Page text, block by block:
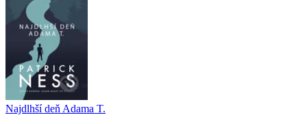
Najdlhší deň Adama T.